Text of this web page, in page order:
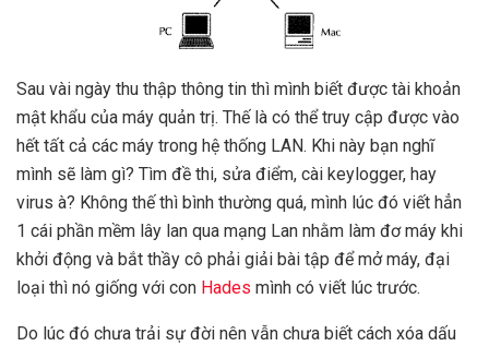
Sau vài ngày thu thập thông tin thì mình biết được tài khoản
mật khẩu của máy quản trị. Thế là có thể truy cập được vào
hết tất cả các máy trong hệ thống LAN. Khi này bạn nghĩ
mình sẽ làm gì? Tìm đề thi, sửa điểm, cài keylogger, hay
virus à? Không thế thì bình thường quá, mình lúc đó viết hẳn
1 cái phần mềm lây lan qua mạng Lan nhằm làm đơ máy khi
khởi động và bắt thầy cô phải giải bài tập để mở máy, đại
loại thì nó giống với con Hades mình có viết lúc trước.
Do lúc đó chưa trải sự đời nên vẫn chưa biết cách xóa dấu